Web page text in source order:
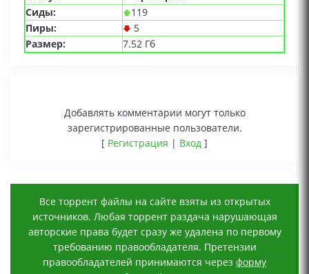
Сиды:
119
Пиры:
5
Размер:
7.52 Гб
Добавлять комментарии могут только
зарегистрированные пользователи.
[ Регистрация | Вход ]
Все торрент файлы на сайте взяты из открытых
источников. Любая торрент раздача нарушающая
авторские права будет сразу же удалена по первому
требованию правообладателя. Претензии
правообладателей принимаются через форму